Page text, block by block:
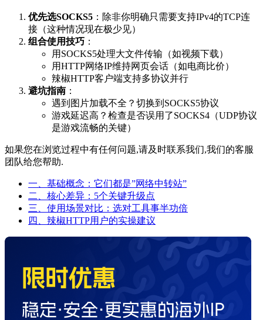
优先选SOCKS5 ：除非你明确只需要支持IPv4的TCP连
接（这种情况现在极少见）
组合使用技巧 ：
用SOCKS5处理大文件传输（如视频下载）
用HTTP网络IP维持网页会话（如电商比价）
辣椒HTTP客户端支持多协议并行
避坑指南 ：
遇到图片加载不全？切换到SOCKS5协议
游戏延迟高？检查是否误用了SOCKS4（UDP协议
是游戏流畅的关键）
如果您在浏览过程中有任何问题,请及时联系我们,我们的客服
团队给您帮助.
一、基础概念：它们都是”网络中转站”
二、核心差异：5个关键升级点
三、使用场景对比：选对工具事半功倍
四、辣椒HTTP用户的实操建议